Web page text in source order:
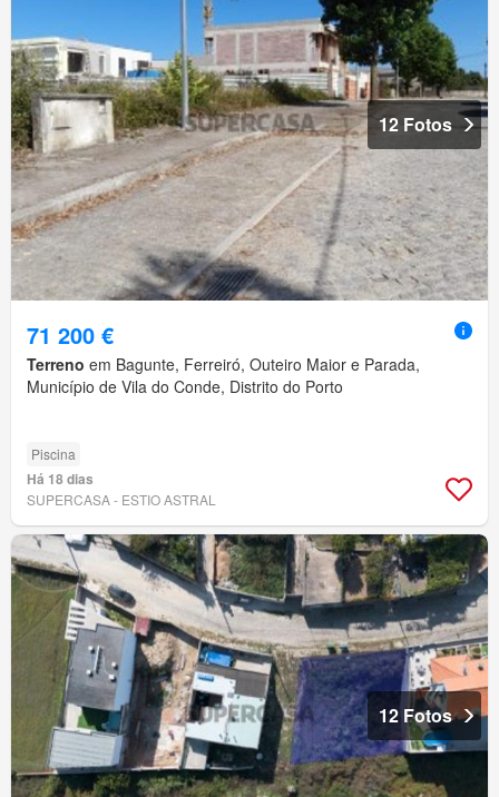
12 Fotos
71 200 €
Terreno em Bagunte, Ferreiró, Outeiro Maior e Parada,
Município de Vila do Conde, Distrito do Porto
Piscina
Há 18 dias
SUPERCASA - ESTIO ASTRAL
12 Fotos